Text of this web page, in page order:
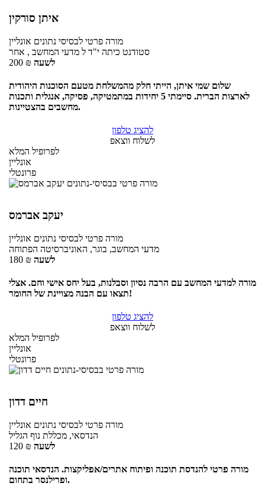
איתן סורקין
מורה פרטי לבסיסי נתונים אונליין
סטודנט כיתה י"ד ל מדעי המחשב , אחר
200 ₪ לשעה
שלום שמי איתן, הייתי חלק מהמשלחת מטעם הסוכנות היהודית
לארצות הברית. סיימתי 5 יחידות במתמטיקה, פסיקה, אנגלית ותכנות
מחשבים בהצטיינות.
להציג טלפון
לשלוח ווצאפ
לפרופיל המלא
אונליין
פרונטלי
יעקב אברמס
מורה פרטי לבסיסי נתונים אונליין
מדעי המחשב, בוגר, האוניברסיטה הפתוחה
180 ₪ לשעה
מורה למדעי המחשב עם הרבה נסיון וסבלנות, בעל יחס אישי וחם. אצלי
תצאו עם הבנה מצויינת של החומר!
להציג טלפון
לשלוח ווצאפ
לפרופיל המלא
אונליין
פרונטלי
חיים דדון
מורה פרטי לבסיסי נתונים אונליין
הנדסאי, מכללת נוף הגליל
120 ₪ לשעה
מורה פרטי להנדסת תוכנה ופיתוח אתרים/אפליקצות. הנדסאי תוכנה
ופרילנסר בתחום.